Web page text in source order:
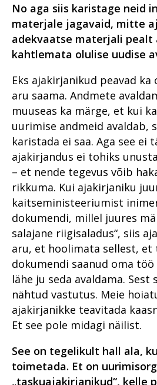
No aga siis karistage neid
materjale jagavaid, mitte
adekvaatse materjali pealt
kahtlemata olulise uudise
Eks ajakirjanikud peavad
aru saama. Andmete
muuseas ka märge, et kui
uurimise andmeid avaldab,
karistada ei saa. Aga see ei
ajakirjandus ei tohiks
– et nende tegevus võib
rikkuma. Kui ajakirjaniku
kaitseministeeriumist
dokumendi, millel juures
salajane riigisaladus“, siis
aru, et hoolimata sellest, et
dokumendi saanud oma
lähe ju seda avaldama.
nähtud vastutus. Meie
ajakirjanikke teavitada
Et see pole midagi näilist.
See on tegelikult hall ala,
toimetada. Et on
„taskuajakirjanikud“, kelle